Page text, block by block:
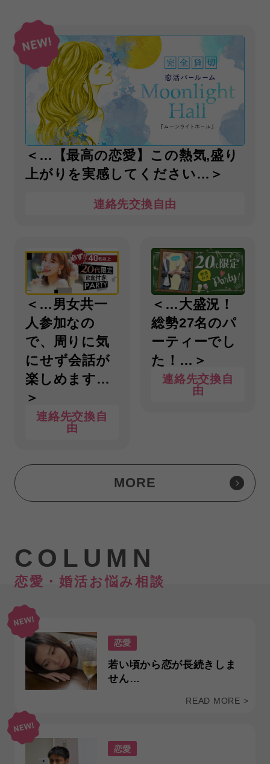
＜…【最高の恋愛】この熱気,盛り
上がりを実感してください…＞
連絡先交換自由
＜…男女共一
人参加なの
で、周りに気
にせず会話が
楽しめます…
＞
連絡先交換自
由
＜…大盛況！
総勢27名のパ
ーティーでし
た！…＞
連絡先交換自
由
MORE
COLUMN
恋愛・婚活お悩み相談
恋愛
若い頃から恋が長続きしま
せん…
READ MORE >
恋愛